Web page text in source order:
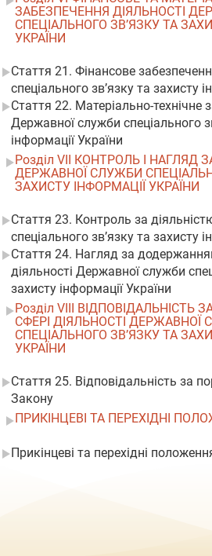
ЗАБЕЗПЕЧЕННЯ ДІЯЛЬНОСТІ
СПЕЦІАЛЬНОГО ЗВ’ЯЗКУ ТА
УКРАЇНИ
Стаття 21. Фінансове
спеціального зв’язку та захисту
Стаття 22. Матеріально-технічне
Державної служби спеціального
інформації України
Розділ VII КОНТРОЛЬ І НАГЛЯД
ДЕРЖАВНОЇ СЛУЖБИ
ЗАХИСТУ ІНФОРМАЦІЇ УКРАЇНИ
Стаття 23. Контроль за
спеціального зв’язку та захисту
Стаття 24. Нагляд за
діяльності Державної служби
захисту інформації України
Розділ VIII
СФЕРІ ДІЯЛЬНОСТІ ДЕРЖАВНОЇ
СПЕЦІАЛЬНОГО ЗВ’ЯЗКУ ТА
УКРАЇНИ
Стаття 25. Відповідальність за
Закону
ПРИКІНЦЕВІ ТА ПЕРЕХІДНІ
Прикінцеві та перехідні